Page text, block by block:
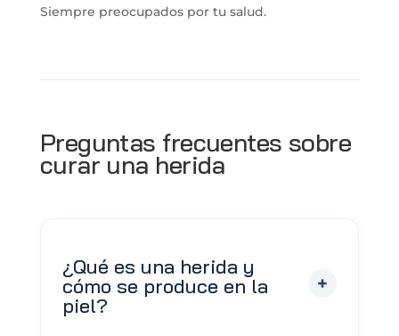
Siempre preocupados por tu salud.
Preguntas frecuentes sobre
curar una herida
¿Qué es una herida y
cómo se produce en la
piel?